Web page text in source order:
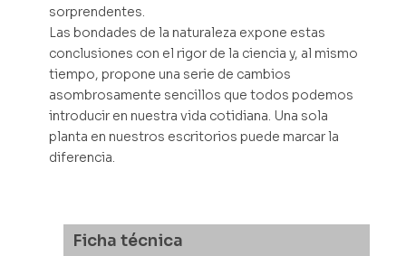
sorprendentes.
Las bondades de la naturaleza expone estas
conclusiones con el rigor de la ciencia y, al mismo
tiempo, propone una serie de cambios
asombrosamente sencillos que todos podemos
introducir en nuestra vida cotidiana. Una sola
planta en nuestros escritorios puede marcar la
diferencia.
Ficha técnica